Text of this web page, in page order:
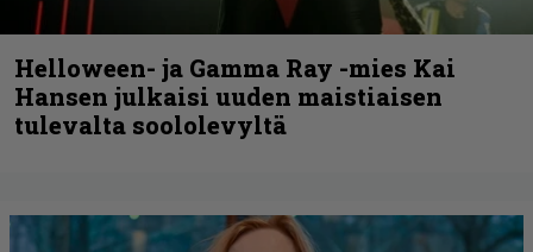
Helloween- ja Gamma Ray -mies Kai
Hansen julkaisi uuden maistiaisen
tulevalta soololevyltä